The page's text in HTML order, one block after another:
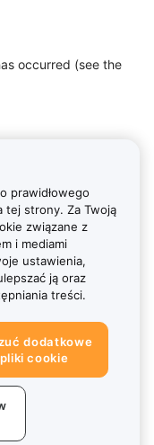
occurred (see the
prawidłowego
tej strony. Za Twoją
związane z
i mediami
ustawienia,
ją oraz
treści.
dodatkowe
pliki cookie